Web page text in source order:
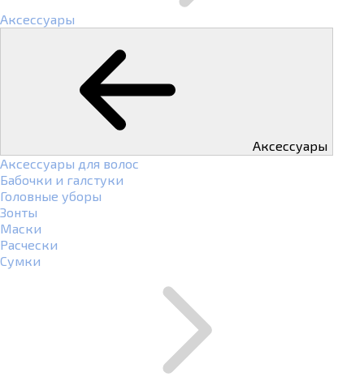
Аксессуары
Аксессуары
Аксессуары для волос
Бабочки и галстуки
Головные уборы
Зонты
Маски
Расчески
Сумки